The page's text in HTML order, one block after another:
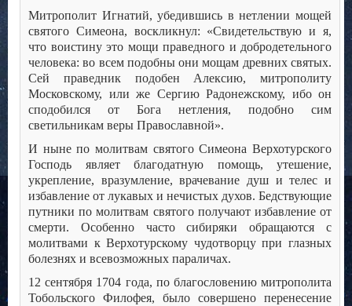
Митрополит Игнатий, убедившись в нетлении мощей
святого Симеона, воскликнул: «Свидетельствую и я,
что воистину это мощи праведного и добродетельного
человека: во всем подобны они мощам древних святых.
Сей праведник подобен Алексию, митрополиту
Московскому, или же Сергию Радонежскому, ибо он
сподобился от Бога нетления, подобно сим
светильникам веры Православной».
И ныне по молитвам святого Симеона Верхотурского
Господь являет благодатную помощь, утешение,
укрепление, вразумление, врачевание душ и телес и
избавление от лукавых и нечистых духов. Бедствующие
путники по молитвам святого получают избавление от
смерти. Особенно часто сибиряки обращаются с
молитвами к Верхотурскому чудотворцу при глазных
болезнях и всевозможных параличах.
12 сентября 1704 года, по благословению митрополита
Тобольского Филофея, было совершено перенесение